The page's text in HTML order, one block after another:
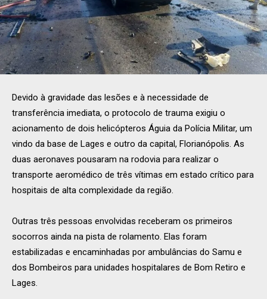
Devido à gravidade das lesões e à necessidade de
transferência imediata, o protocolo de trauma exigiu o
acionamento de dois helicópteros Águia da Polícia Militar, um
vindo da base de Lages e outro da capital, Florianópolis. As
duas aeronaves pousaram na rodovia para realizar o
transporte aeromédico de três vítimas em estado crítico para
hospitais de alta complexidade da região.
Outras três pessoas envolvidas receberam os primeiros
socorros ainda na pista de rolamento. Elas foram
estabilizadas e encaminhadas por ambulâncias do Samu e
dos Bombeiros para unidades hospitalares de Bom Retiro e
Lages.